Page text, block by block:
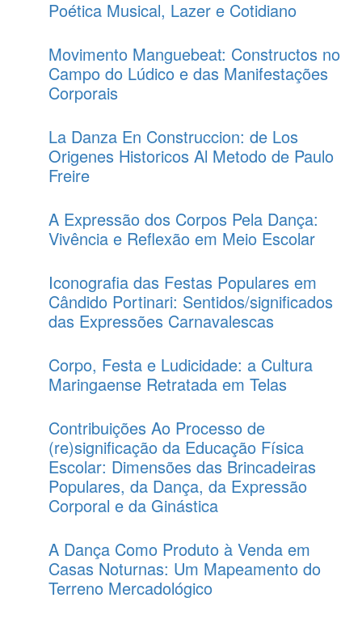
Poética Musical, Lazer e Cotidiano
Movimento Manguebeat: Constructos no
Campo do Lúdico e das Manifestações
Corporais
La Danza En Construccion: de Los
Origenes Historicos Al Metodo de Paulo
Freire
A Expressão dos Corpos Pela Dança:
Vivência e Reflexão em Meio Escolar
Iconografia das Festas Populares em
Cândido Portinari: Sentidos/significados
das Expressões Carnavalescas
Corpo, Festa e Ludicidade: a Cultura
Maringaense Retratada em Telas
Contribuições Ao Processo de
(re)significação da Educação Física
Escolar: Dimensões das Brincadeiras
Populares, da Dança, da Expressão
Corporal e da Ginástica
A Dança Como Produto à Venda em
Casas Noturnas: Um Mapeamento do
Terreno Mercadológico